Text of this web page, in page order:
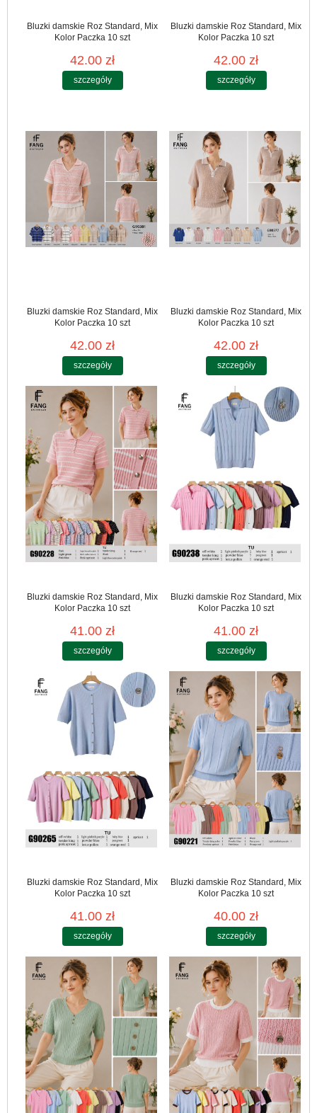
Bluzki damskie Roz Standard, Mix
Kolor Paczka 10 szt
42.00 zł
szczegóły
Bluzki damskie Roz Standard, Mix
Kolor Paczka 10 szt
42.00 zł
szczegóły
Bluzki damskie Roz Standard, Mix
Kolor Paczka 10 szt
42.00 zł
szczegóły
Bluzki damskie Roz Standard, Mix
Kolor Paczka 10 szt
42.00 zł
szczegóły
Bluzki damskie Roz Standard, Mix
Kolor Paczka 10 szt
41.00 zł
szczegóły
Bluzki damskie Roz Standard, Mix
Kolor Paczka 10 szt
41.00 zł
szczegóły
Bluzki damskie Roz Standard, Mix
Kolor Paczka 10 szt
41.00 zł
szczegóły
Bluzki damskie Roz Standard, Mix
Kolor Paczka 10 szt
40.00 zł
szczegóły